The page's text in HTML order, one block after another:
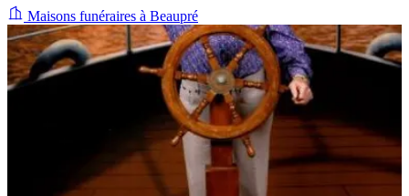
Éternea
Blog
Publier un avis
Maisons funéraires à Beaupré